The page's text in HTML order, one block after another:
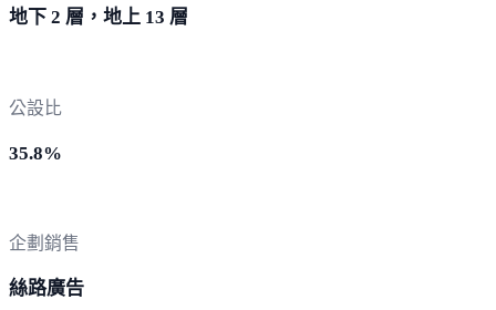
地下 2 層，地上 13 層
公設比
35.8%
企劃銷售
絲路廣告